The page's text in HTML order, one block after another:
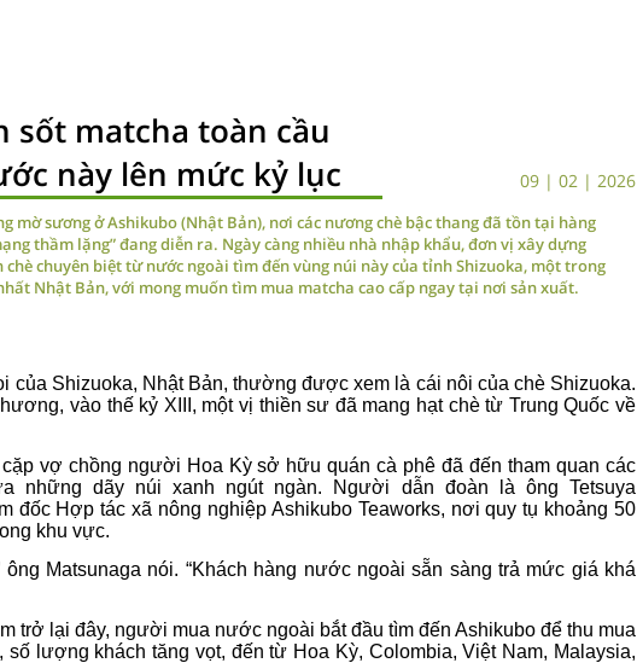
sốt matcha toàn cầu
này lên mức kỷ lục
09 | 02 | 2026
mờ sương ở Ashikubo (Nhật Bản), nơi các nương chè bậc thang đã tồn tại hàng
thầm lặng” đang diễn ra. Ngày càng nhiều nhà nhập khẩu, đơn vị xây dựng
chuyên biệt từ nước ngoài tìm đến vùng núi này của tỉnh Shizuoka, một trong
Nhật Bản, với mong muốn tìm mua matcha cao cấp ngay tại nơi sản xuất.
của Shizuoka, Nhật Bản, thường được xem là cái nôi của chè Shizuoka.
vào thế kỷ XIII, một vị thiền sư đã mang hạt chè từ Trung Quốc về
cặp vợ chồng người Hoa Kỳ sở hữu quán cà phê đã đến tham quan các
những dãy núi xanh ngút ngàn. Người dẫn đoàn là ông Tetsuya
đốc Hợp tác xã nông nghiệp Ashikubo Teaworks, nơi quy tụ khoảng 50
khu vực.
ông Matsunaga nói. “Khách hàng nước ngoài sẵn sàng trả mức giá khá
trở lại đây, người mua nước ngoài bắt đầu tìm đến Ashikubo để thu mua
số lượng khách tăng vọt, đến từ Hoa Kỳ, Colombia, Việt Nam, Malaysia,